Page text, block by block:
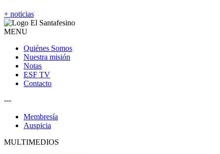
+ noticias
MENU
Quiénes Somos
Nuestra misión
Notas
ESF TV
Contacto
---
Membresía
Auspicia
MULTIMEDIOS